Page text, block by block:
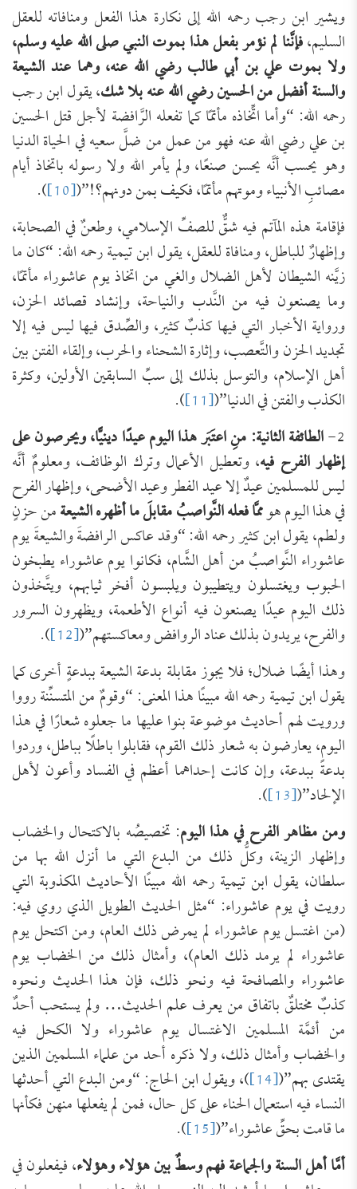
ويشير ابن رجب رحمه الله إلى نكارة هذا الفعل ومنافاته للعقل
السليم،فإنَّنا لم نؤمر بفعل هذا بموت النبي صلى الله عليه وسلم،
ولا بموت علي بن أبي طالب رضي الله عنه، وهما عند الشيعة
والسنة أفضل من الحسين رضي الله عنه بلا شك، يقول ابن رجب
رحمه الله: “وأما اتِّخاذه مأتمًا كما تفعله الرَّافضة لأجل قتل الحسين
بن علي رضي الله عنه فهو من عمل من ضلَّ سعيه في الحياة الدنيا
وهو يحسب أنَّه يحسن صنعًا، ولم يأمر الله ولا رسوله باتخاذ أيام
مصائبِ الأنبياء وموتهم مأتمًا، فكيف بمن دونهم؟!”([10]
).
فإقامة هذه المآتم فيه شقٌّ للصفِّ الإسلامي، وطعنٌ في الصحابة،
وإظهارٌ للباطل، ومنافاة للعقل، يقول ابن تيمية رحمه الله: “كان ما
زيَّنه الشيطان لأهل الضلال والغي من اتخاذ يوم عاشوراء مأتمًا،
وما يصنعون فيه من النَّدب والنياحة، وإنشاد قصائد الحزن،
ورواية الأخبار التي فيها كذبٌ كثير، والصِّدق فيها ليس فيه إلا
تجديد الحزن والتَّعصب، وإثارة الشحناء والحرب، وإلقاء الفتن بين
أهل الإسلام، والتوسل بذلك إلى سبِّ السابقين الأولين، وكثرة
الكذب والفتن في الدنيا”([11]
).
2- الطائفة الثانية: منِ اعتَبَر هذا اليوم عيدًا دينيًّا، ويحرصون على
إظهار الفرح فيه، وتعطيل الأعمال وترك الوظائف، ومعلومٌ أنَّه
ليس للمسلمين عيدٌ إلا عيد الفطر وعيد الأضحى، وإظهار الفرح
في هذا اليوم هوممَّا فعله النَّواصبُ مقابلَ ما أظهره الشيعةمن حزنٍ
ولطم، يقول ابن كثير رحمه الله: “وقد عاكس الرافضةَ والشيعةَ يوم
عاشوراء النَّواصبُ من أهل الشَّام، فكانوا يوم عاشوراء يطبخون
الحبوب ويغتسلون ويتطيبون ويلبسون أفخر ثيابهم، ويتَّخذون
ذلك اليوم عيدًا يصنعون فيه أنواع الأطعمة، ويظهرون السرور
والفرح، يريدون بذلك عناد الروافض ومعاكستهم”([12]
).
وهذا أيضًا ضلال؛ فلا يجوز مقابلة بدعة الشيعة ببدعةٍ أخرى كما
يقول ابن تيمية رحمه الله مبينًا هذا المعنى: “وقومٌ من المتسنِّنة رووا
ورويت لهم أحاديث موضوعة بنوا عليها ما جعلوه شعارًا في هذا
اليوم، يعارضون به شعار ذلك القوم، فقابلوا باطلًا بباطل، وردوا
بدعةً ببدعة، وإن كانت إحداهما أعظم في الفساد وأعون لأهل
الإلحاد”([13]
).
ومن مظاهر الفرح في هذا اليوم: تخصيصُه بالاكتحال والخضاب
وإظهار الزينة، وكلُّ ذلك من البدع التي ما أنزل الله بها من
سلطان، يقول ابن تيمية رحمه الله مبينًا الأحاديث المكذوبة التي
رويت في يوم عاشوراء: “مثل الحديث الطويل الذي روي فيه:
(من اغتسل يوم عاشوراء لم يمرض ذلك العام، ومن اكتحل يوم
عاشوراء لم يرمد ذلك العام)، وأمثال ذلك من الخضاب يوم
عاشوراء والمصافحة فيه ونحو ذلك، فإن هذا الحديث ونحوه
كذبٌ مختلقٌ باتفاق من يعرف علم الحديث… ولم يستحب أحدٌ
من أئمَّة المسلمين الاغتسال يوم عاشوراء ولا الكحل فيه
والخضاب وأمثال ذلك، ولا ذكره أحد من علماء المسلمين الذين
يقتدى بهم”([14] )، ويقول ابن الحاج: “ومن البدع التي أحدثها
النساء فيه استعمال الحناء على كل حال، فمن لم يفعلها منهن فكأنها
ما قامت بحقِّ عاشوراء”([15]
).
أمَّا أهل السنة والجماعة فهم وسطٌ بين هؤلاء وهؤلاء، فيفعلون في